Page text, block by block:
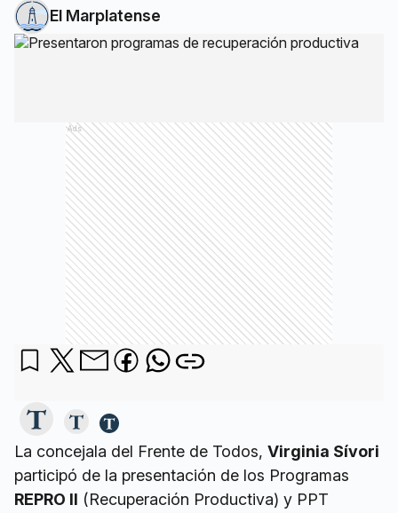
El Marplatense
Ads
La concejala del Frente de Todos, Virginia Sívori
participó de la presentación de los Programas
REPRO II (Recuperación Productiva) y PPT